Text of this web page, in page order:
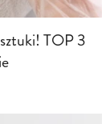
TOP 3